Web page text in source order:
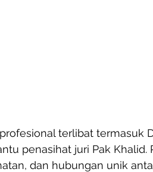
terlibat termasuk
penasihat juri Pak
dan hubungan unik